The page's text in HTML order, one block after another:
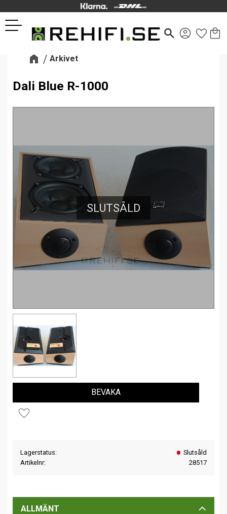
Meny
search
Arkivet
Dali Blue R-1000
SLUTSÅLD
Lägg till i favoriter
BEVAKA
Lagerstatus
Slutsåld
Artikelnr
28517
ALLMÄNT